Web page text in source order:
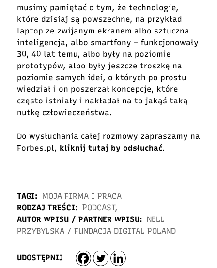
musimy pamiętać o tym, że technologie,
które dzisiaj są powszechne, na przykład
laptop ze zwijanym ekranem albo sztuczna
inteligencja, albo smartfony – funkcjonowały
30, 40 lat temu, albo były na poziomie
prototypów, albo były jeszcze troszkę na
poziomie samych idei, o których po prostu
wiedział i on poszerzał koncepcje, które
często istniały i nakładał na to jakąś taką
nutkę człowieczeństwa.
Do wysłuchania całej rozmowy zapraszamy na
Forbes.pl, kliknij tutaj by odsłuchać.
TAGI: MOJA FIRMA I PRACA
RODZAJ TREŚCI: PODCAST,
AUTOR WPISU / PARTNER WPISU: NELL
PRZYBYLSKA / FUNDACJA DIGITAL POLAND
UDOSTĘPNIJ